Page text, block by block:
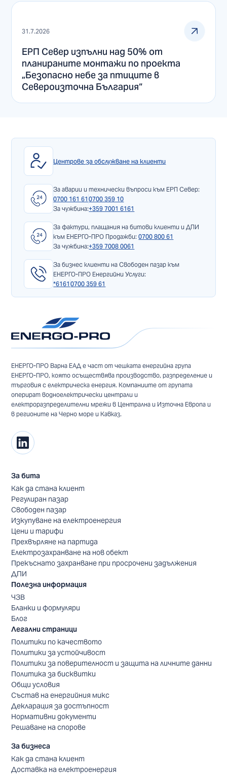
31.7.2026
ЕРП Север изпълни над 50% от
планираните монтажи по проекта
„Безопасно небе за птиците в
Североизточна България“
Центрове за обслужване на клиенти
За аварии и технически въпроси към ЕРП Север:
0700 161 61 0700 359 10
За чужбина:+359 7001 6161
За фактури, плащания на битови клиенти и ДПИ
към ЕНЕРГО-ПРО Продажби:0700 800 61
За чужбина:+359 7008 0061
За бизнес клиенти на Свободен пазар към
ЕНЕРГО-ПРО Енергийни Услуги:
*6161 0700 359 61
ЕНЕРГО-ПРО Варна ЕАД е част от чешката енергийна група
ЕНЕРГО-ПРО, която осъществява производство, разпределение и
търговия с електрическа енергия. Компаниите от групата
оперират водноелектрически централи и
електроразпределителни мрежи в Централна и Източна Европа и
в регионите на Черно море и Кавказ.
За бита
Как да стана клиент
Регулиран пазар
Свободен пазар
Изкупуване на електроенергия
Цени и тарифи
Прехвърляне на партида
Електрозахранване на нов обект
Прекъснато захранване при просрочени задължения
ДПИ
Полезна информация
ЧЗВ
Бланки и формуляри
Блог
Легални страници
Политики по качеството
Политики за устойчивост
Политики за поверителност и защита на личните данни
Политика за бисквитки
Общи условия
Състав на енергийния микс
Декларация за достъпност
Нормативни документи
Решаване на спорове
За бизнеса
Как да стана клиент
Доставка на електроенергия